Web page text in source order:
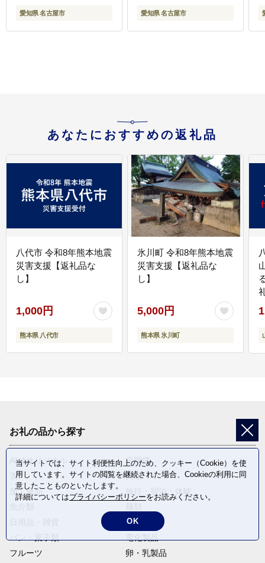
答用 高級 グルメ 人気
無料
愛知県 名古屋市
符」 30,000円分
愛知県 名古屋市
ー
あなたにおすすめの返礼品
八代市 令和8年熊本地震
災害支援【返礼品な
し】
1,000円
熊本県 八代市
氷川町 令和8年熊本地震
災害支援【返礼品な
し】
5,000円
熊本県 氷川町
お礼の品から探す
ANAオリジナル
定期便
酒
肉類
加工食品
旅行・宿泊・体験
野菜
フルーツ
卵・乳製品
当サイトでは、サイト利便性向上のため、クッキー（Cookie）を使
用しています。サイトの閲覧を継続された場合、Cookieの利用に同
意したことものといたします。
詳細についてはプライバシーポリシーをお読みください。
OK